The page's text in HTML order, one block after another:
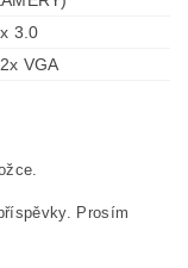
3.0
VGA
Prosím